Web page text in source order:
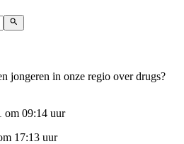
jongeren in onze regio over drugs?
om 09:14 uur
17:13 uur